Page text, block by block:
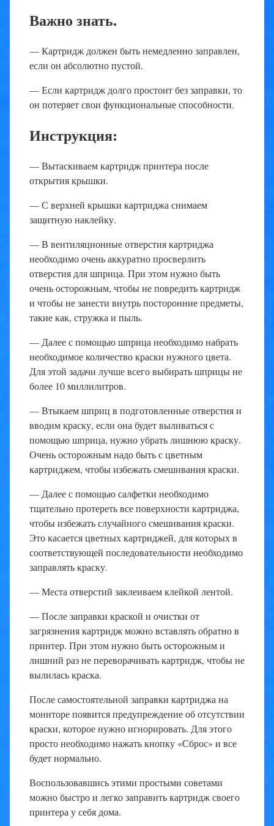
Важно знать.
— Картридж должен быть немедленно заправлен,
если он абсолютно пустой.
— Если картридж долго простоит без заправки, то
он потеряет свои функциональные способности.
Инструкция:
— Вытаскиваем картридж принтера после
открытия крышки.
— С верхней крышки картриджа снимаем
защитную наклейку.
— В вентиляционные отверстия картриджа
необходимо очень аккуратно просверлить
отверстия для шприца. При этом нужно быть
очень осторожным, чтобы не повредить картридж
и чтобы не занести внутрь посторонние предметы,
такие как, стружка и пыль.
— Далее с помощью шприца необходимо набрать
необходимое количество краски нужного цвета.
Для этой задачи лучше всего выбирать шприцы не
более 10 миллилитров.
— Втыкаем шприц в подготовленные отверстия и
вводим краску, если она будет выливаться с
помощью шприца, нужно убрать лишнюю краску.
Очень осторожным надо быть с цветным
картриджем, чтобы избежать смешивания краски.
— Далее с помощью салфетки необходимо
тщательно протереть все поверхности картриджа,
чтобы избежать случайного смешивания краски.
Это касается цветных картриджей, для которых в
соответствующей последовательности необходимо
заправлять краску.
— Места отверстий заклеиваем клейкой лентой.
— После заправки краской и очистки от
загрязнения картридж можно вставлять обратно в
принтер. При этом нужно быть осторожным и
лишний раз не переворачивать картридж, чтобы не
вылилась краска.
После самостоятельной заправки картриджа на
мониторе появится предупреждение об отсутствии
краски, которое нужно игнорировать. Для этого
просто необходимо нажать кнопку «Сброс» и все
будет нормально.
Воспользовавшись этими простыми советами
можно быстро и легко заправить картридж своего
принтера у себя дома.